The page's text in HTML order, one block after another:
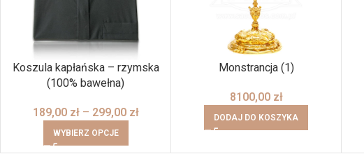
Koszula kapłańska – rzymska
(100% bawełna)
189,00 zł – 299,00 zł
WYBIERZ OPCJE
Monstrancja (1)
8100,00 zł
DODAJ DO KOSZYKA